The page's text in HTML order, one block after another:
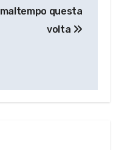
maltempo questa
volta